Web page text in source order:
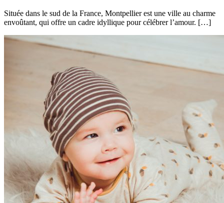
Située dans le sud de la France, Montpellier est une ville au charme
envoûtant, qui offre un cadre idyllique pour célébrer l’amour. […]